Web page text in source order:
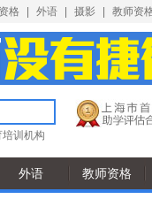
格 外语 摄影 教师资
训机构
外语 教师资格